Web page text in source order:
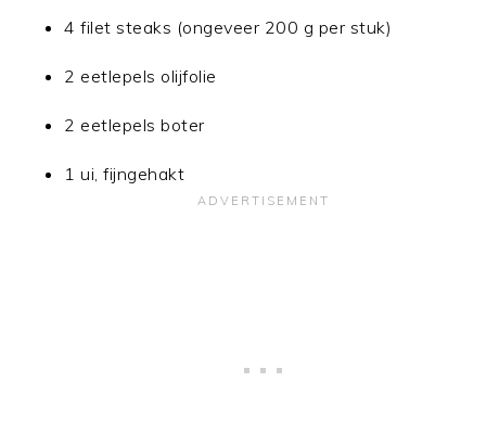
4 filet steaks (ongeveer 200 g per stuk)
2 eetlepels olijfolie
2 eetlepels boter
1 ui, fijngehakt